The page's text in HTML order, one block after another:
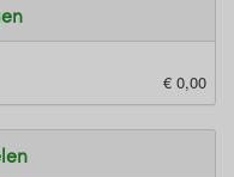
€ 0,00